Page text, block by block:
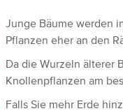
Junge Bäume werden
Pflanzen eher an den
Da die Wurzeln älterer
Knollenpflanzen am
Falls Sie mehr Erde